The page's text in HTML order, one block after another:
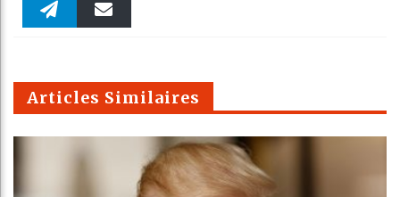
Faceboo Twitter
m
Articles Similaires